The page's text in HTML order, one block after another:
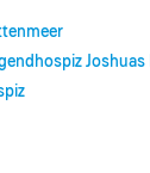
Joshuas